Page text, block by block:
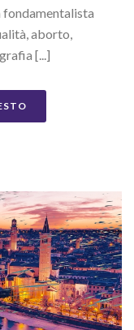
aborto,
[...]